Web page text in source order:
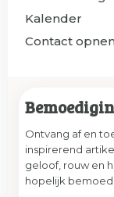
Kalender
Contact
Ontvang af en
inspirerend
geloof, rouw en
hopelijk